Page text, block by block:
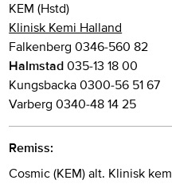
KEM (Hstd)
Klinisk Kemi Halland
Falkenberg 0346-560 82
Halmstad 035-13 18 00
Kungsbacka 0300-56 51 67
Varberg 0340-48 14 25
Remiss:
Cosmic (KEM) alt. Klinisk